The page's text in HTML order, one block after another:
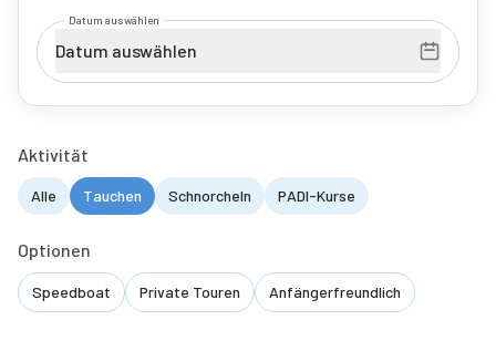
Datum auswählen
Datum auswählen
Aktivität
Alle Tauchen Schnorcheln PADI-Kurse
Optionen
Speedboat Private Touren Anfängerfreundlich